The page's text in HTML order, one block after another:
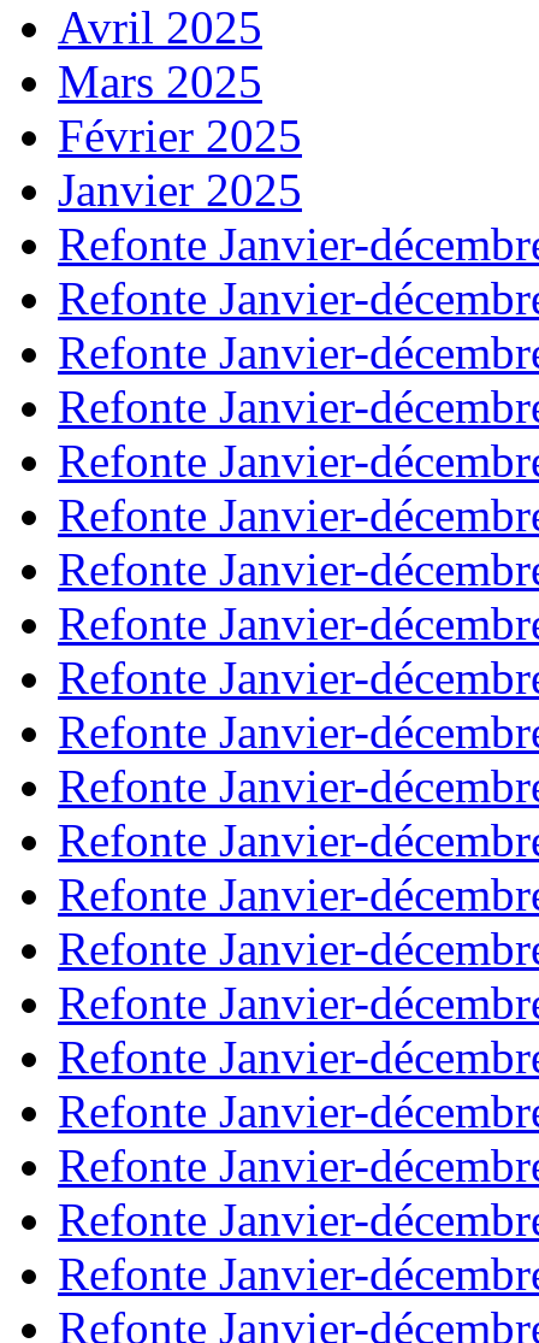
Avril 2025
Mars 2025
Février 2025
Janvier 2025
Refonte Janvier-
Refonte Janvier-
Refonte Janvier-
Refonte Janvier-
Refonte Janvier-
Refonte Janvier-
Refonte Janvier-
Refonte Janvier-
Refonte Janvier-
Refonte Janvier-
Refonte Janvier-
Refonte Janvier-
Refonte Janvier-
Refonte Janvier-
Refonte Janvier-
Refonte Janvier-
Refonte Janvier-
Refonte Janvier-
Refonte Janvier-
Refonte Janvier-
Refonte Janvier-